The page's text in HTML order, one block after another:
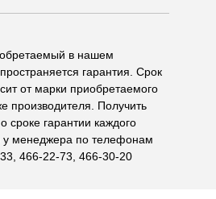
в нашем
гарантия. Срок
от марки приобретаемого
производителя. Получить
гарантии каждого
у менеджера по телефонам
466-22-73, 466-30-20